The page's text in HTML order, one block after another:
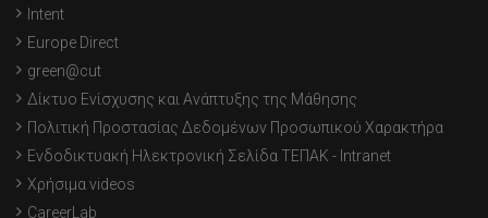
Intent
Europe Direct
green@cut
Δίκτυο Ενίσχυσης και Ανάπτυξης της Μάθησης
Πολιτική Προστασίας Δεδομένων Προσωπικού Χαρακτήρα
Ενδοδικτυακή Ηλεκτρονική Σελίδα ΤΕΠΑΚ - Intranet
Χρήσιμα videos
CareerLab